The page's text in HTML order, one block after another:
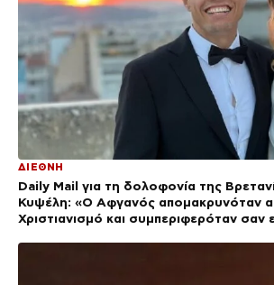
ΔΙΕΘΝΗ
Daily Mail για τη δολοφονία της
Κυψέλη: «Ο Αφγανός απομακρυνόταν
Χριστιανισμό και συμπεριφερόταν σαν